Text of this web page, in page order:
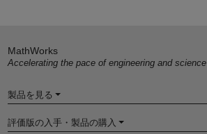
MathWorks
Accelerating the pace of engineering and science
製品を見る
評価版の入手・製品の購入